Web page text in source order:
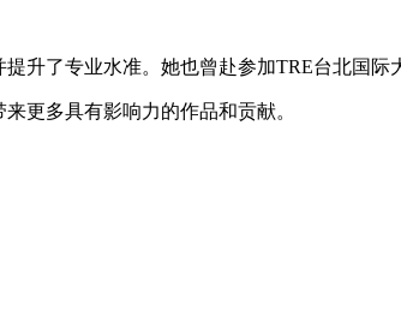
升了专业水准。她也曾赴参加TRE台北国际
更多具有影响力的作品和贡献。